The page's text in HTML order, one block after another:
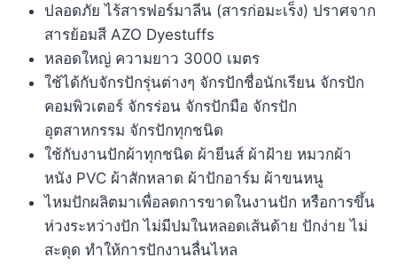
ปลอดภัย ไร้สารฟอร์มาลีน (สารก่อมะเร็ง) ปราศจาก
สารย้อมสี AZO Dyestuffs
หลอดใหญ่ ความยาว 3000 เมตร
ใช้ได้กับจักรปักรุ่นต่างๆ จักรปักชื่อนักเรียน จักรปัก
คอมพิวเตอร์ จักรร่อน จักรปักมือ จักรปัก
อุตสาหกรรม จักรปักทุกชนิด
ใช้กับงานปักผ้าทุกชนิด ผ้ายีนส์ ผ้าฝ้าย หมวกผ้า
หนัง PVC ผ้าสักหลาด ผ้าปักอาร์ม ผ้าขนหนู
ไหมปักผลิตมาเพื่อลดการขาดในงานปัก หรือการขึ้น
ห่วงระหว่างปัก ไม่มีปมในหลอดเส้นด้าย ปักง่าย ไม่
สะดุด ทำให้การปักงานลื่นไหล